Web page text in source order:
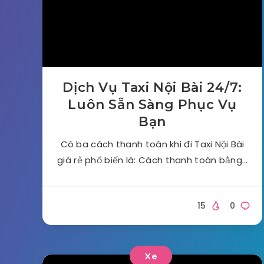
Dịch Vụ Taxi Nội Bài 24/7:
Luôn Sẵn Sàng Phục Vụ
Bạn
Có ba cách thanh toán khi đi Taxi Nội Bài
giá rẻ phổ biến là: Cách thanh toán bằng…
0
15
Xe